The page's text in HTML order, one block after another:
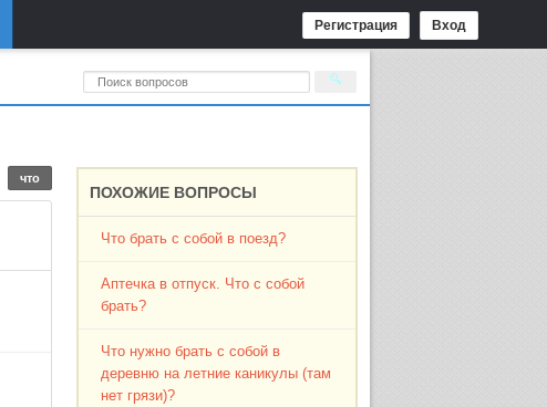
Регистрация Вход
что
ПОХОЖИЕ ВОПРОСЫ
Что брать с собой в поезд?
Аптечка в отпуск. Что с собой
брать?
Что нужно брать с собой в
деревню на летние каникулы (там
нет грязи)?